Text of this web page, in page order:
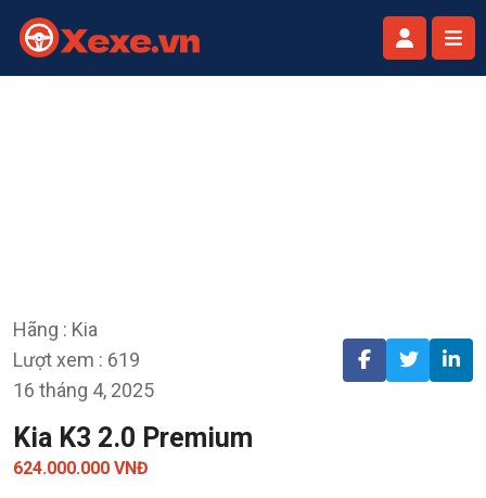
Hãng : Kia
Lượt xem : 619
16 tháng 4, 2025
Kia K3 2.0 Premium
624.000.000 VNĐ